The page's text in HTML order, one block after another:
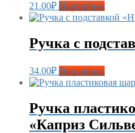
21.00₽ Подробнее
Ручка с
34.00₽ Подробнее
Ручка
«Каприз